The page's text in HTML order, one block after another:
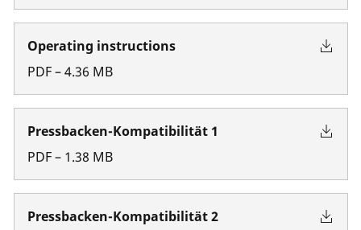
Operating instructions
PDF–4.36 MB
Pressbacken-Kompatibilität 1
PDF– 1.38 MB
Pressbacken-Kompatibilität 2